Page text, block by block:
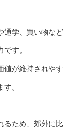
通学、買い物など
す。
値が維持されやす
。
るため、郊外に比